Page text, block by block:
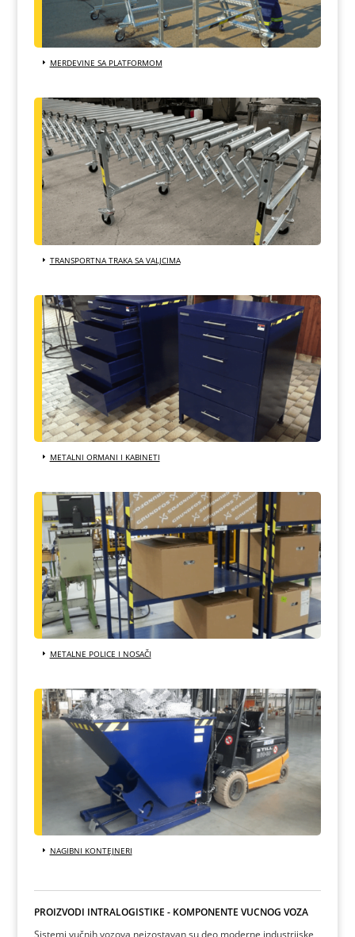
MERDEVINE SA PLATFORMOM
TRANSPORTNA TRAKA SA VALJCIMA
METALNI ORMANI I KABINETI
METALNE POLICE I NOSAČI
NAGIBNI KONTEJNERI
PROIZVODI INTRALOGISTIKE - KOMPONENTE VUČNOG VOZA